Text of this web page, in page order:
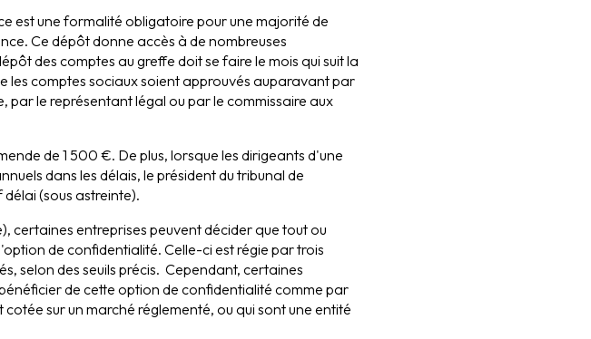
est une formalité obligatoire pour une majorité de
Ce dépôt donne accès à de nombreuses
des comptes au greffe doit se faire le mois qui suit la
les comptes sociaux soient approuvés auparavant par
par le représentant légal ou par le commissaire aux
de 1 500 €. De plus, lorsque les dirigeants d'une
dans les délais, le président du tribunal de
(sous astreinte).
certaines entreprises peuvent décider que tout ou
de confidentialité. Celle-ci est régie par trois
selon des seuils précis. Cependant, certaines
de cette option de confidentialité comme par
sur un marché réglementé, ou qui sont une entité